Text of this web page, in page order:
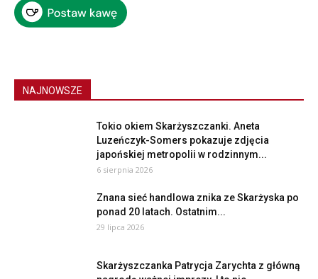
NAJNOWSZE
Tokio okiem Skarżyszczanki. Aneta
Luzeńczyk-Somers pokazuje zdjęcia
japońskiej metropolii w rodzinnym...
6 sierpnia 2026
Znana sieć handlowa znika ze Skarżyska po
ponad 20 latach. Ostatnim...
29 lipca 2026
Skarżyszczanka Patrycja Zarychta z główną